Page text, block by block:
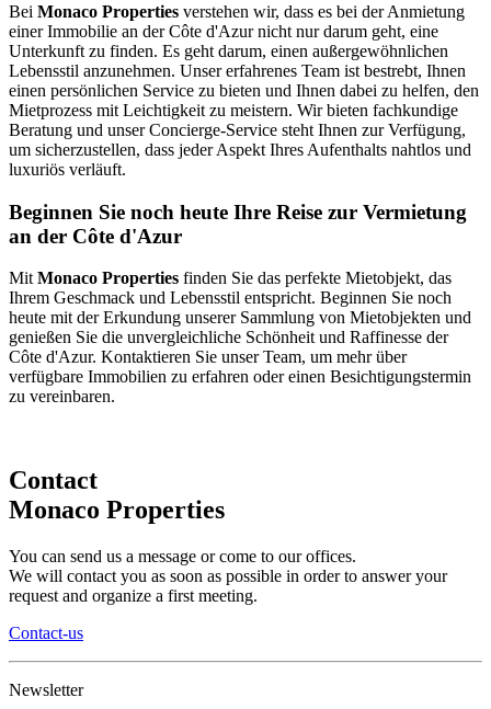
Bei Monaco Properties verstehen wir, dass es bei der Anmietung
einer Immobilie an der Côte d'Azur nicht nur darum geht, eine
Unterkunft zu finden. Es geht darum, einen außergewöhnlichen
Lebensstil anzunehmen. Unser erfahrenes Team ist bestrebt, Ihnen
einen persönlichen Service zu bieten und Ihnen dabei zu helfen, den
Mietprozess mit Leichtigkeit zu meistern. Wir bieten fachkundige
Beratung und unser Concierge-Service steht Ihnen zur Verfügung,
um sicherzustellen, dass jeder Aspekt Ihres Aufenthalts nahtlos und
luxuriös verläuft.
Beginnen Sie noch heute Ihre Reise zur Vermietung
an der Côte d'Azur
Mit Monaco Properties finden Sie das perfekte Mietobjekt, das
Ihrem Geschmack und Lebensstil entspricht. Beginnen Sie noch
heute mit der Erkundung unserer Sammlung von Mietobjekten und
genießen Sie die unvergleichliche Schönheit und Raffinesse der
Côte d'Azur. Kontaktieren Sie unser Team, um mehr über
verfügbare Immobilien zu erfahren oder einen Besichtigungstermin
zu vereinbaren.
Contact
Monaco Properties
You can send us a message or come to our offices.
We will contact you as soon as possible in order to answer your
request and organize a first meeting.
Contact-us
Newsletter